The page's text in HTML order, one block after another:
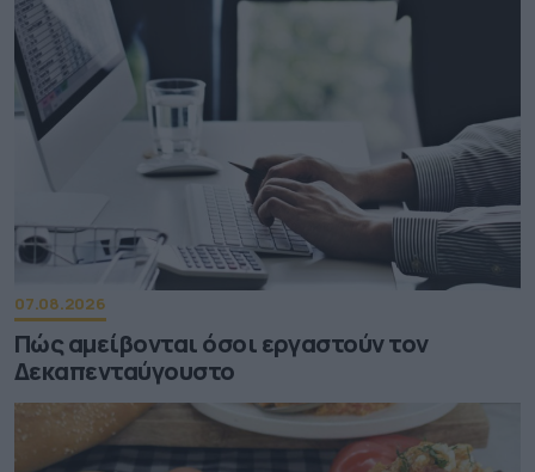
07.08.2026
Πώς αμείβονται όσοι εργαστούν τον
Δεκαπενταύγουστο